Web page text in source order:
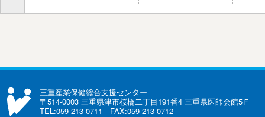
三重産業保健総合支援センター
〒514-0003 三重県津市桜橋二丁目191番4 三重県医師会館5Ｆ
TEL:059-213-0711 FAX:059-213-0712